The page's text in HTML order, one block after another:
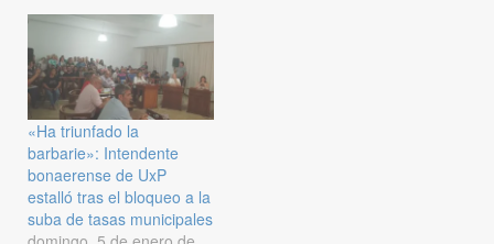
«Ha triunfado la
barbarie»: Intendente
bonaerense de UxP
estalló tras el bloqueo a la
suba de tasas municipales